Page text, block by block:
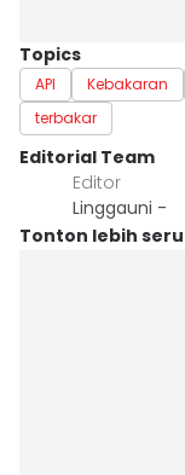
Topics
API Kebakaran
terbakar
Editorial Team
Editor
Linggauni -
Tonton lebih